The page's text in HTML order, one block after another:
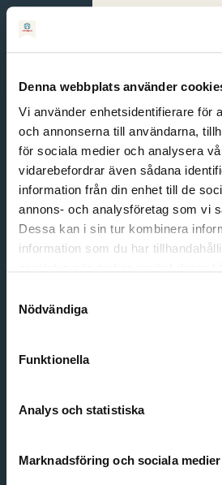
Denna webbplats använder
Vi använder enhetsidentifierare för
och annonserna till användarna,
för sociala medier och analysera
vidarebefordrar även sådana
information från din enhet till de
annons- och analysföretag som vi
Dessa kan i sin tur kombinera
information som du har
Nödvändiga
Funktionella
Analys och statistiska
Marknadsföring och sociala medier
Email address